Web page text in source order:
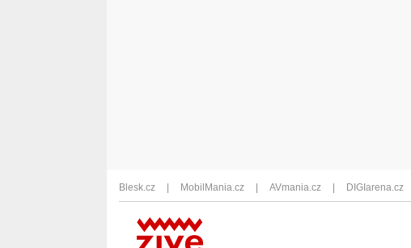
Blesk.cz MobilMania.cz AVmania.cz DIGIarena.cz